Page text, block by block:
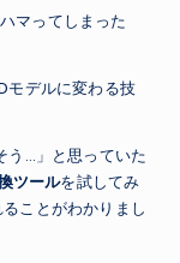
マってしまった
モデルに変わる技
う…」と思っていた
ツールを試してみ
ことがわかりまし